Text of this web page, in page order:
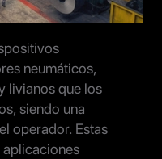
neumáticos,
livianos que los
siendo una
operador. Estas
aplicaciones